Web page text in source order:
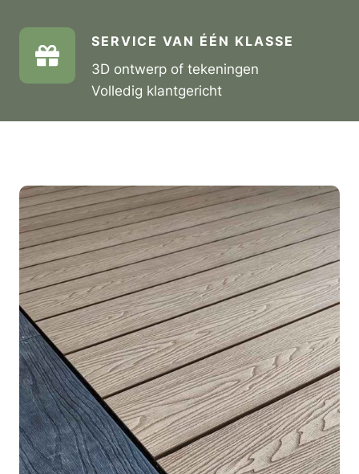
SERVICE VAN ÉÉN KLASSE
3D ontwerp of tekeningen
Volledig klantgericht